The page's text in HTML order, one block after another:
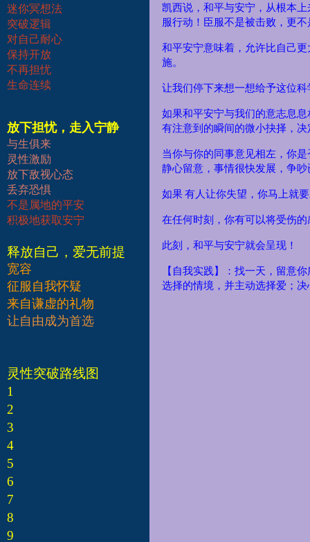
迷你冥想法
突破逻辑
对自己耐心
保持开放
不再担忧
生命连续
放下担忧，走入宁静
与生俱来
灵性激励
放下敌视心态
丢弃恐惧
不是属地的平安
积极地获取安宁
释放自己，爱无前提
宽容
征服自我怀疑
来自谦虚的礼物
让自由成为首选
灵性突破路线图
1
2
3
4
5
6
7
8
9
凯西说，和平与安宁，从根本
服行动！臣服不是被击败，更
和平安宁意味着，允许比自己
施。
让我们停下来想一想给予这位
如果和平安宁与我们的意志息
有注意到的瞬间的微小抉择，
当你与你的同事意见相左，你
静心留意，事情很快发展，争
如果有人让你失望，你马上就
在任何时刻，你有可以将受伤
此刻，和平与安宁就会呈现！
【自我实践】：找一天，留意
选择的情境，并主动选择爱；